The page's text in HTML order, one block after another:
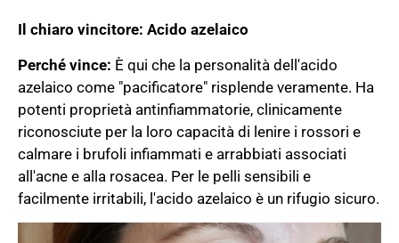
Il chiaro vincitore: Acido azelaico
Perché vince: È qui che la personalità dell'acido
azelaico come "pacificatore" risplende veramente. Ha
potenti proprietà antinfiammatorie, clinicamente
riconosciute per la loro capacità di lenire i rossori e
calmare i brufoli infiammati e arrabbiati associati
all'acne e alla rosacea. Per le pelli sensibili e
facilmente irritabili, l'acido azelaico è un rifugio sicuro.